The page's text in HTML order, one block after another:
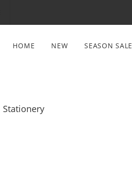
HOME NEW SEASON SALE
Stationery